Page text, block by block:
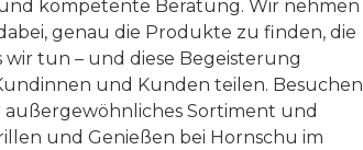
kompetente Beratung. Wir nehmen
genau die Produkte zu finden, die
wir tun – und diese Begeisterung
und Kunden teilen. Besuchen
außergewöhnliches Sortiment und
und Genießen bei Hornschu im